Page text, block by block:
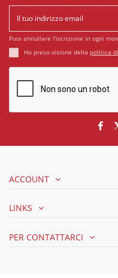
Puoi annullare l'iscrizione in ogni
Ho preso visione della politica
ACCOUNT
LINKS
PER CONTATTARCI